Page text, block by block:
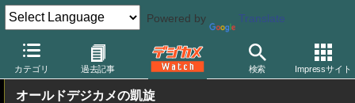
Powered by Translate
カテゴリ 過去記事 検索 Impressサイト
デジカメ Watch カメラ ミラーレスカメラ ソニー
オールドデジカメの凱旋